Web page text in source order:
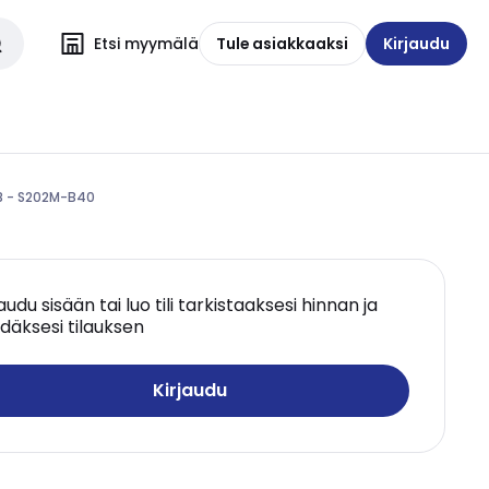
Etsi myymälä Tule asiakkaaksi Kirjaudu
- S202M-B40
sisään tai luo tili tarkistaaksesi hinnan ja
tilauksen
Kirjaudu